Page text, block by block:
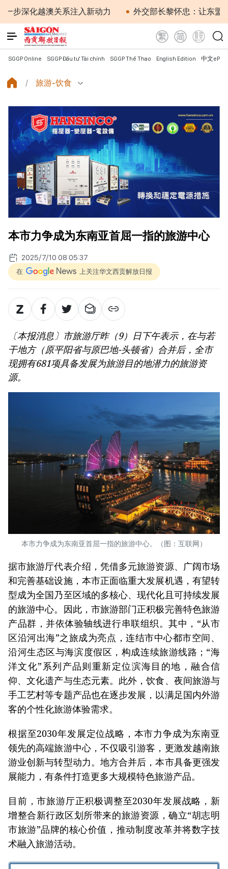
化越澳关系注入新动力 外交部长黎怀忠：让东盟不仅
SGGP Online SGGP Đầu tư Tài chính SGGP Thể Thao English Edition 中文
旅游-饮食
本市力争成为东南亚首屈一指的旅游中心
2025/7/10 08:05:37
在 上关注华文西贡解放日报
〔本报消息〕市旅游厅昨（9）日下午表示，在与若
干地方（原平阳省与原巴地-头顿省）合并后，全市
现拥有681项具备发展为旅游目的地潜力的旅游资
源。
本市力争成为东南亚首屈一指的旅游中心。（图：互联网）
据市旅游厅代表介绍，凭借多元旅游资源、广阔市场
和完善基础设施，本市正面临重大发展机遇，有望转
型成为全国乃至区域的多核心、现代化且可持续发展
的旅游中心。因此，市旅游部门正积极完善特色旅游
产品群，并依体验轴线进行串联组织。其中，“从市
区沿河出海”之旅成为亮点，连结市中心都市空间、
沿河生态区与海滨度假区，构成连续旅游线路；“海
洋文化”系列产品则重新定位滨海目的地，融合信
仰、文化遗产与生态元素。此外，饮食、夜间旅游与
手工艺村等专题产品也在逐步发展，以满足国内外游
客的个性化旅游体验需求。
根据至2030年发展定位战略，本市力争成为东南亚
领先的高端旅游中心，不仅吸引游客，更激发越南旅
游业创新与转型动力。地方合并后，本市具备更强发
展能力，有条件打造更多大规模特色旅游产品。
目前，市旅游厅正积极调整至2030年发展战略，新
增整合新行政区划所带来的旅游资源，确立“胡志明
市旅游”品牌的核心价值，推动制度改革并将数字技
术融入旅游活动。